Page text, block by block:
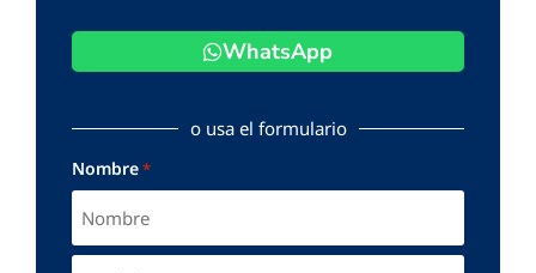
WhatsApp
o usa el formulario
Nombre*